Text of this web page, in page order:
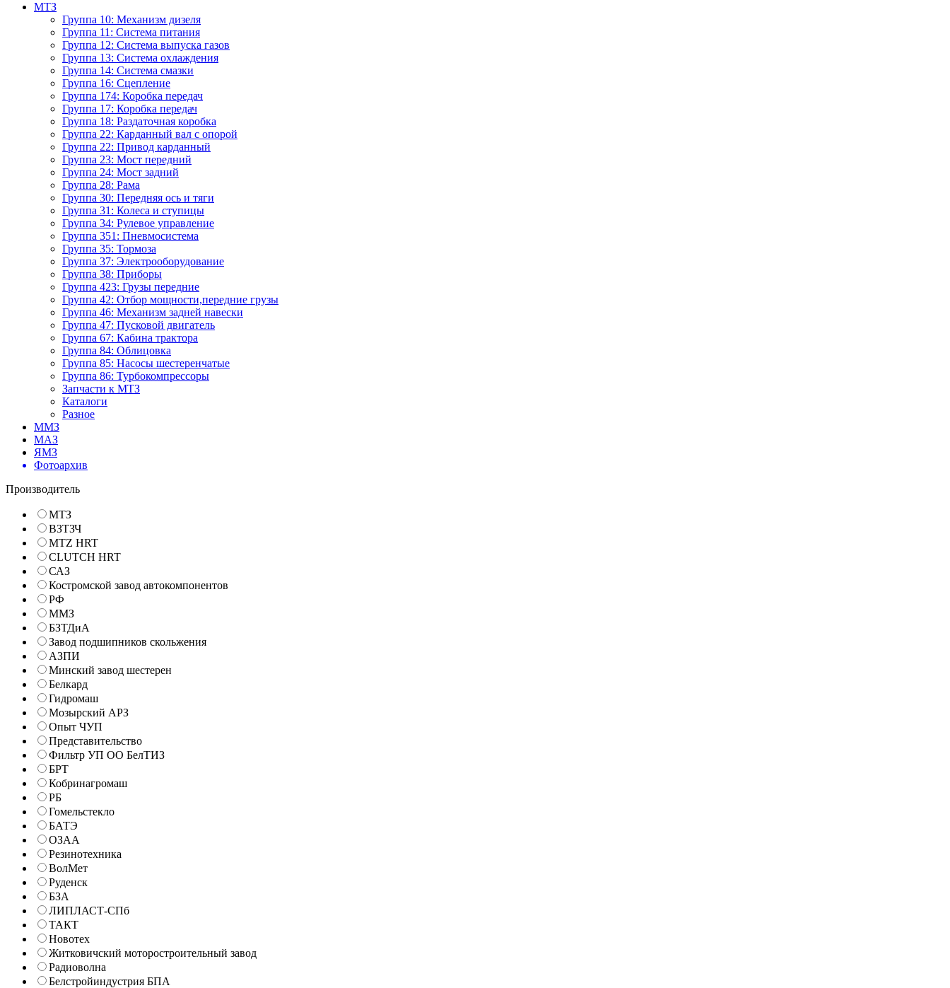
МТЗ
Группа 10: Механизм дизеля
Группа 11: Система питания
Группа 12: Система выпуска газов
Группа 13: Система охлаждения
Группа 14: Система смазки
Группа 16: Сцепление
Группа 174: Коробка передач
Группа 17: Коробка передач
Группа 18: Раздаточная коробка
Группа 22: Карданный вал с опорой
Группа 22: Привод карданный
Группа 23: Мост передний
Группа 24: Мост задний
Группа 28: Рама
Группа 30: Передняя ось и тяги
Группа 31: Колеса и ступицы
Группа 34: Рулевое управление
Группа 351: Пневмосистема
Группа 35: Тормоза
Группа 37: Электрооборудование
Группа 38: Приборы
Группа 423: Грузы передние
Группа 42: Отбор мощности,передние грузы
Группа 46: Механизм задней навески
Группа 47: Пусковой двигатель
Группа 67: Кабина трактора
Группа 84: Облицовка
Группа 85: Насосы шестеренчатые
Группа 86: Турбокомпрессоры
Запчасти к МТЗ
Каталоги
Разное
ММЗ
МАЗ
ЯМЗ
Фотоархив
Производитель
МТЗ
ВЗТЗЧ
MTZ HRT
CLUTCH HRT
САЗ
Костромской завод автокомпонентов
РФ
ММЗ
БЗТДиА
Завод подшипников скольжения
АЗПИ
Минский завод шестерен
Белкард
Гидромаш
Мозырский АРЗ
Опыт ЧУП
Представительство
Фильтр УП ОО БелТИЗ
БРТ
Кобринагромаш
РБ
Гомельстекло
БАТЭ
ОЗАА
Резинотехника
ВолМет
Руденск
БЗА
ЛИПЛАСТ-СПб
ТАКТ
Новотех
Житковичский моторостроительный завод
Радиоволна
Белстройиндустрия БПА